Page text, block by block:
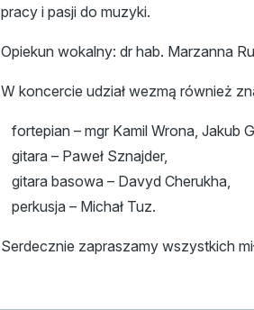
pracy i pasji do muzyki.
Opiekun wokalny: dr hab. Marzanna
W koncercie udział wezmą również
fortepian – mgr Kamil Wrona, Jakub
gitara – Paweł Sznajder,
gitara basowa – Davyd Cherukha,
perkusja – Michał Tuz.
Serdecznie zapraszamy wszystkich